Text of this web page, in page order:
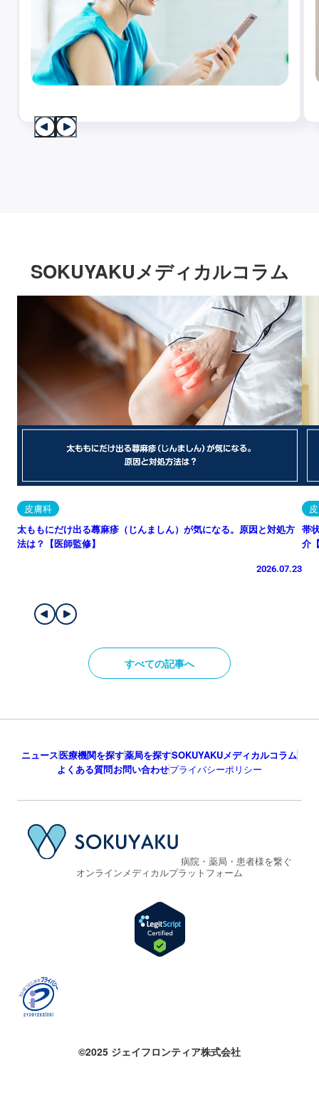
SOKUYAKUメディカルコラム
皮膚科
太ももにだけ出る蕁麻疹（じんましん）が気になる。原因と対処方
法は？【医師監修】
2026.07.23
帯
介
すべての記事へ
ニュース医療機関を探す薬局を探すSOKUYAKUメディカルコラム
よくある質問お問い合わせプライバシーポリシー
病院・薬局・患者様を繋ぐ
オンラインメディカルプラットフォーム
©2025 ジェイフロンティア株式会社